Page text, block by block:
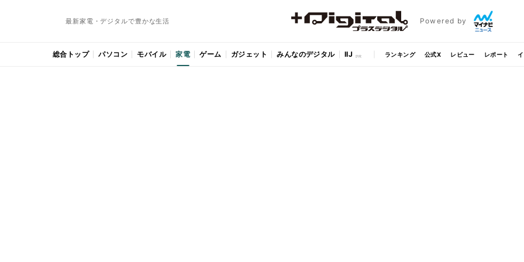
最新家電・デジタルで豊かな生活 Powered by
総合トップ パソコン モバイル 家電 ゲーム ガジェット みんなのデジタル IIJ ランキング 公式X レビュー レポート